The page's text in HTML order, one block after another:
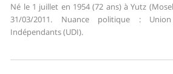
Né le 1 juillet en 1954 (72 ans) à Yutz
31/03/2011. Nuance politique :
Indépendants (UDI).